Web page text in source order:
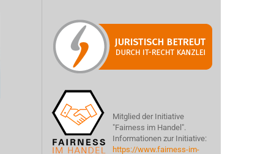
Mitglied der Initiative
"Fairness im Handel".
Informationen zur Initiative:
https://www.fairness-im-